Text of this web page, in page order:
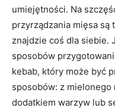
umiejętności.⁢ Na
przyrządzania mięsa są
znajdzie coś dla siebie.
sposobów
‍kebab, który ​może być
⁤sposobów:‍ z ​mielonego
dodatkiem warzyw lub